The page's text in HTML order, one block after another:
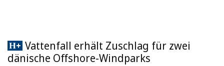
Vattenfall erhält Zuschlag für zwei
dänische Offshore-Windparks